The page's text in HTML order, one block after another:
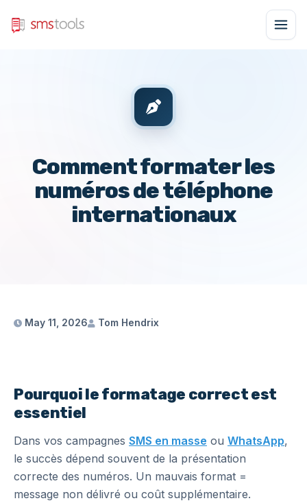
Comment formater les
numéros de téléphone
internationaux
May 11, 2026 Tom Hendrix
Pourquoi le formatage correct est
essentiel
Dans vos campagnes SMS en masse ou WhatsApp,
le succès dépend souvent de la présentation
correcte des numéros. Un mauvais format =
message non délivré ou coût supplémentaire.